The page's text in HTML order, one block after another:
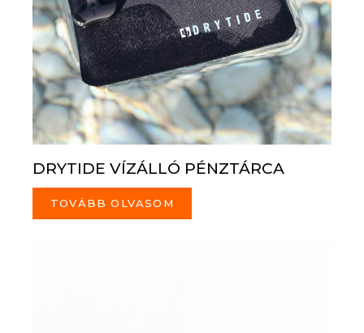
DRYTIDE VÍZÁLLÓ PÉNZTÁRCA
TOVÁBB OLVASOM